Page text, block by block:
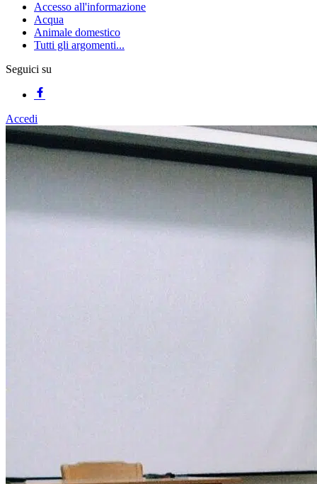
Accesso all'informazione
Acqua
Animale domestico
Tutti gli argomenti...
Seguici su
Accedi